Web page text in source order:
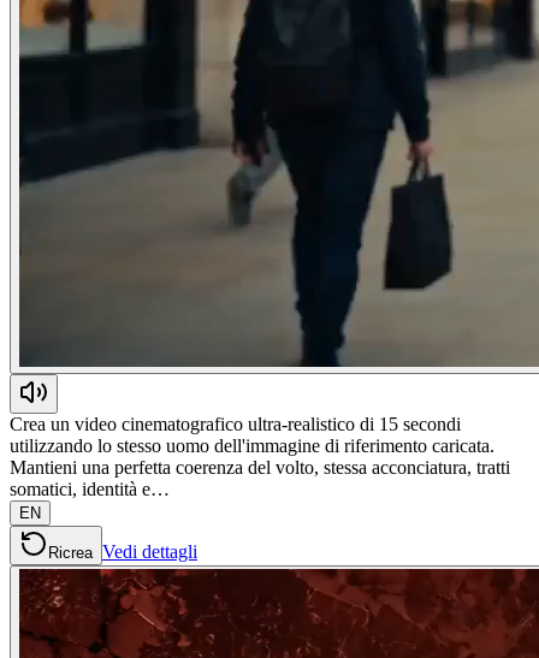
Crea un video cinematografico ultra-realistico di 15 secondi
utilizzando lo stesso uomo dell'immagine di riferimento caricata.
Mantieni una perfetta coerenza del volto, stessa acconciatura, tratti
somatici, identità e…
EN
Ricrea Vedi dettagli